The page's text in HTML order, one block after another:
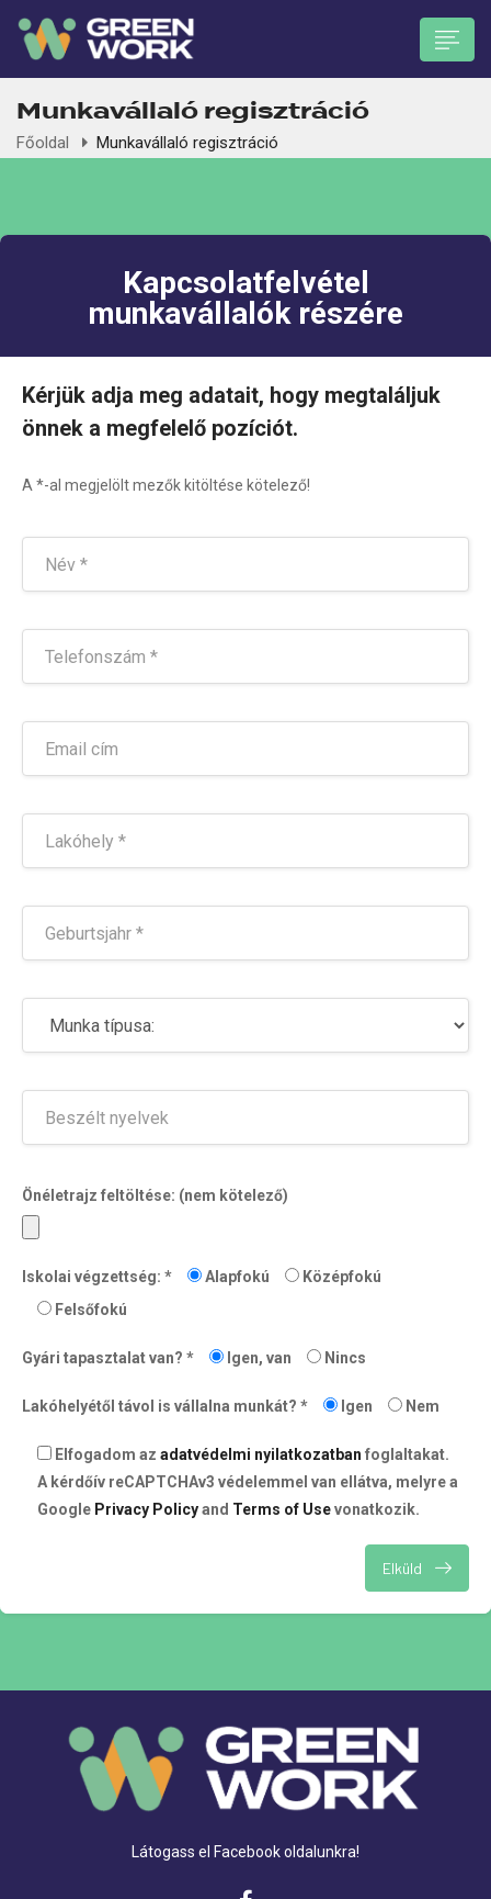
submenu (Munkavállalóknak)
Munkavállaló regisztráció
Főoldal Munkavállaló regisztráció
Kapcsolatfelvétel
munkavállalók részére
Kérjük adja meg adatait, hogy megtaláljuk
önnek a megfelelő pozíciót.
A *-al megjelölt mezők kitöltése kötelező!
Önéletrajz feltöltése: (nem kötelező)
Iskolai végzettség: * Alapfokú
Középfokú
Felsőfokú
Gyári tapasztalat van? * Igen, van Nincs
Lakóhelyétől távol is vállalna munkát? * Igen Nem
Elfogadom az adatvédelmi nyilatkozatban foglaltakat.
A kérdőív reCAPTCHAv3 védelemmel van ellátva, melyre a
Google Privacy Policyand Terms of Usevonatkozik.
Elküld
Látogass el Facebook oldalunkra!